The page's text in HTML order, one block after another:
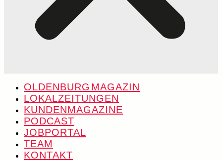
OLDENBURG MAGAZIN
LOKALZEITUNGEN
KUNDENMAGAZINE
PODCAST
JOBPORTAL
TEAM
KONTAKT